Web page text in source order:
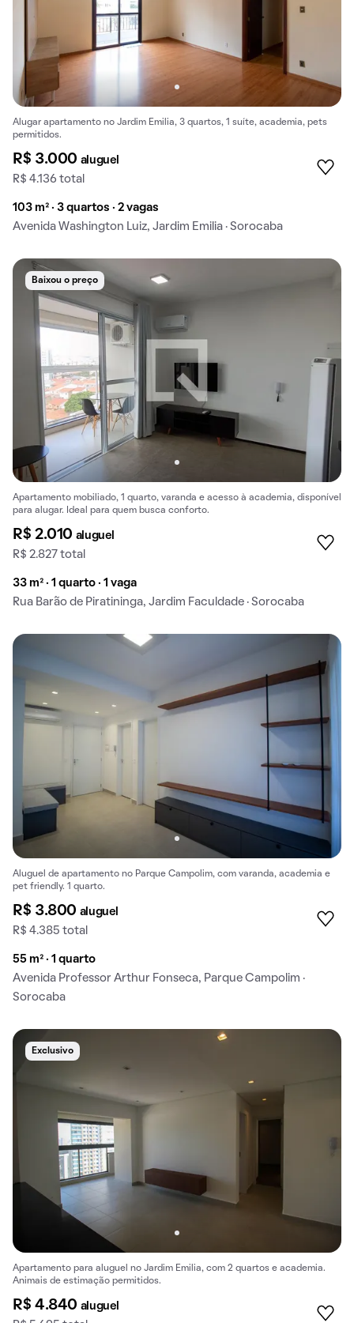
Alugar apartamento no Jardim Emilia, 3 quartos, 1 suíte, academia, pets
permitidos.
R$ 3.000 aluguel
R$ 4.136 total
103 m² · 3 quartos · 2 vagas
Avenida Washington Luiz, Jardim Emilia · Sorocaba
Baixou o preço
Apartamento mobiliado, 1 quarto, varanda e acesso à academia, disponível
para alugar. Ideal para quem busca conforto.
R$ 2.010 aluguel
R$ 2.827 total
33 m² · 1 quarto · 1 vaga
Rua Barão de Piratininga, Jardim Faculdade · Sorocaba
Aluguel de apartamento no Parque Campolim, com varanda, academia e
pet friendly. 1 quarto.
R$ 3.800 aluguel
R$ 4.385 total
55 m² · 1 quarto
Avenida Professor Arthur Fonseca, Parque Campolim ·
Sorocaba
Exclusivo
Apartamento para aluguel no Jardim Emilia, com 2 quartos e academia.
Animais de estimação permitidos.
R$ 4.840 aluguel